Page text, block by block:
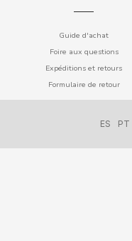
ESTRELLA GALICIA
Guide d'achat
Foire aux questions
Expéditions et retours
Formulaire de retour
ES PT